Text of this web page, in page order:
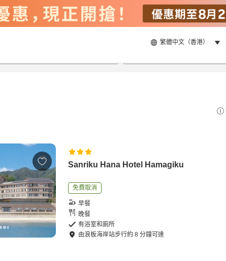
繁體中文（香港）
Sanriku Hana Hotel Hamagiku
免費取消
早餐
晚餐
有浴室和廁所
由浪板海岸站步行約8 分鐘可達